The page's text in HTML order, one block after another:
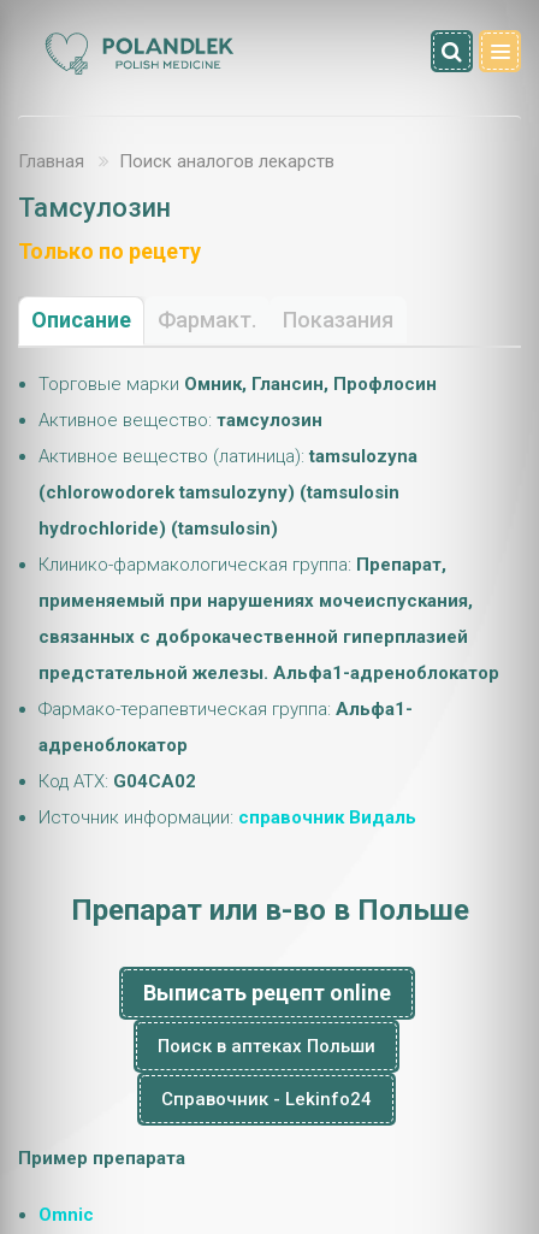
Главная Поиск аналогов лекарств
Тамсулозин
Только по рецету
Описание Фармакт. Показания
Торговые марки Омник, Глансин, Профлосин
Активное вещество: тамсулозин
Активное вещество (латиница):tamsulozyna
(chlorowodorek tamsulozyny) (tamsulosin
hydrochloride) (tamsulosin)
Клинико-фармакологическая группа: Препарат,
применяемый при нарушениях мочеиспускания,
связанных с доброкачественной гиперплазией
предстательной железы. Альфа1-адреноблокатор
Фармако-терапевтическая группа: Альфа1-
адреноблокатор
Код АТХ: G04CA02
Источник информации: справочник Видаль
Препарат или в-во в Польше
Выписать рецепт online
Поиск в аптеках Польши
Справочник - Lekinfo24
Пример препарата
Omnic